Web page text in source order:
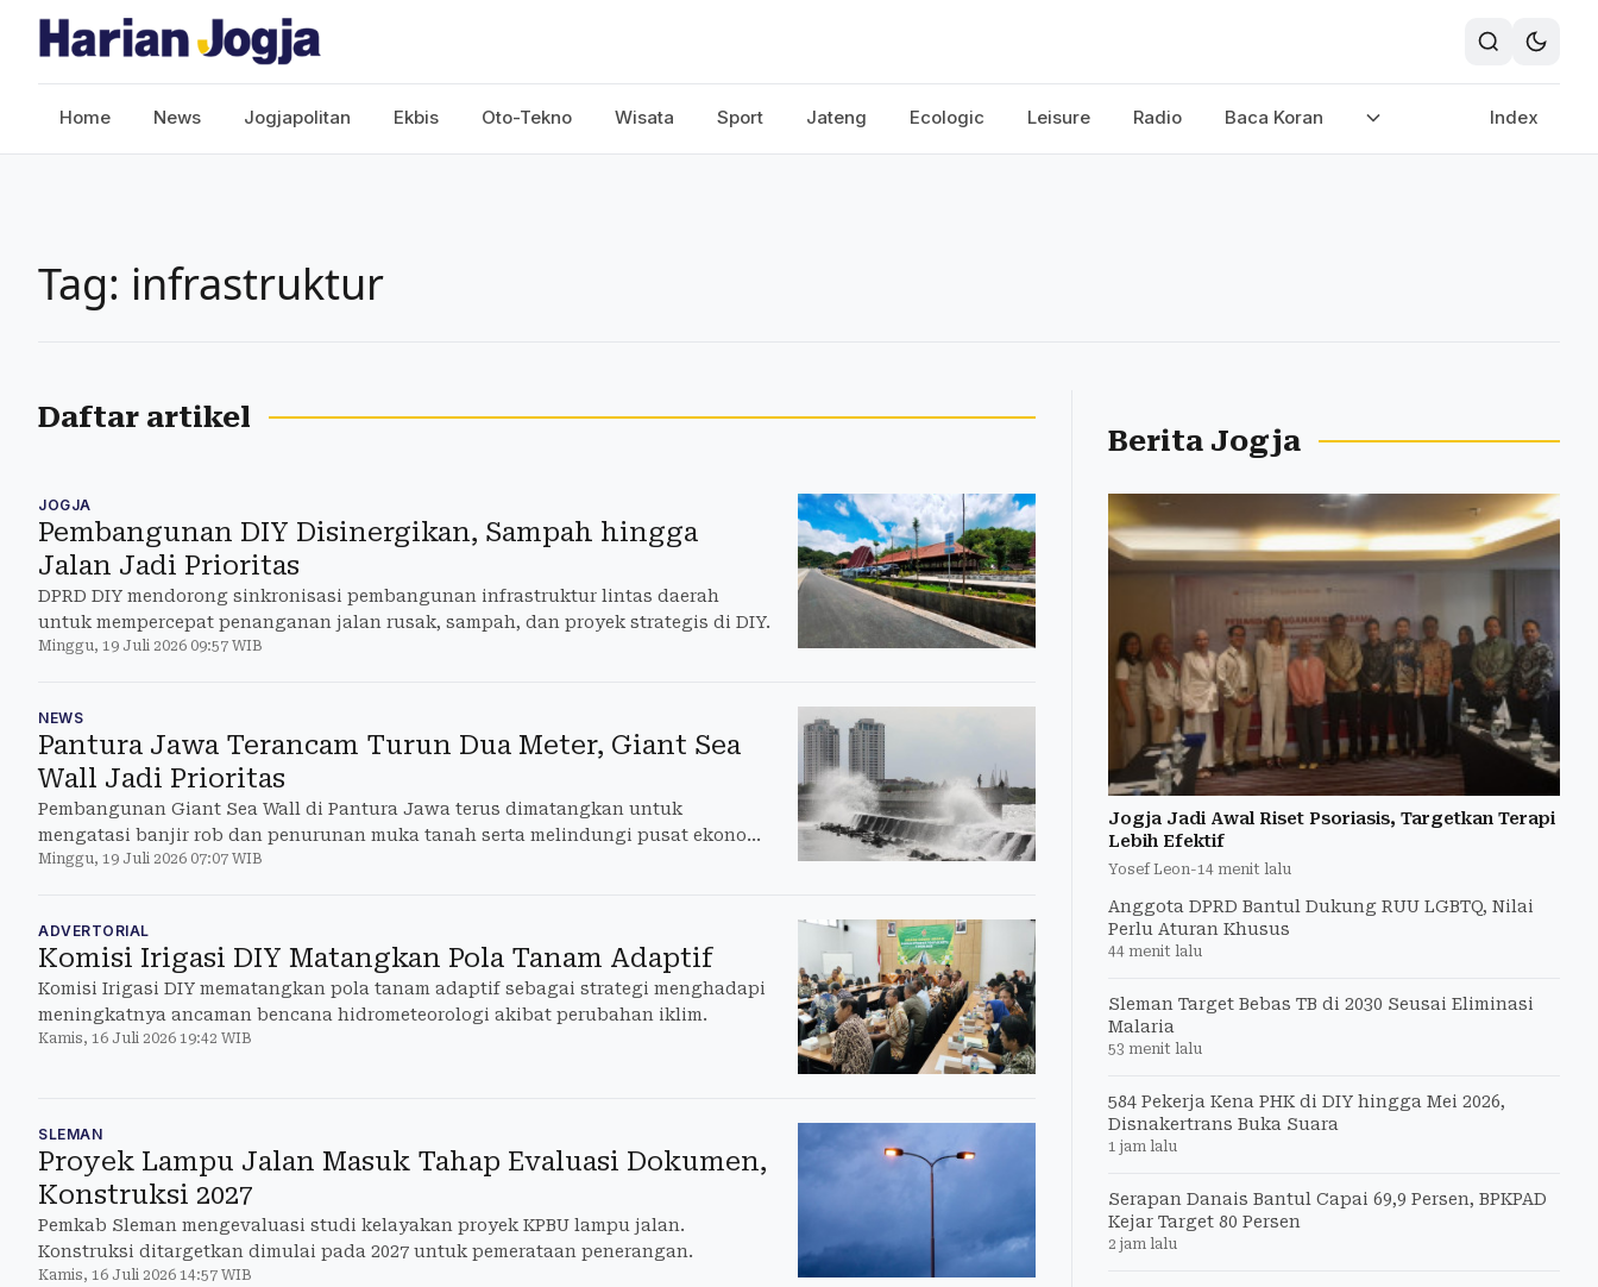
Home News Jogjapolitan Ekbis Oto-Tekno Wisata Sport Jateng Ecologic Leisure Radio Baca Koran Index
Tag: infrastruktur
Daftar artikel
JOGJA
Pembangunan DIY Disinergikan, Sampah hingga
Jalan Jadi Prioritas
DPRD DIY mendorong sinkronisasi pembangunan infrastruktur lintas daerah
untuk mempercepat penanganan jalan rusak, sampah, dan proyek strategis di DIY.
Minggu, 19 Juli 2026 09:57 WIB
NEWS
Pantura Jawa Terancam Turun Dua Meter, Giant Sea
Wall Jadi Prioritas
Pembangunan Giant Sea Wall di Pantura Jawa terus dimatangkan untuk
mengatasi banjir rob dan penurunan muka tanah serta melindungi pusat ekonomi
nasional.
Minggu, 19 Juli 2026 07:07 WIB
ADVERTORIAL
Komisi Irigasi DIY Matangkan Pola Tanam Adaptif
Komisi Irigasi DIY mematangkan pola tanam adaptif sebagai strategi menghadapi
meningkatnya ancaman bencana hidrometeorologi akibat perubahan iklim.
Kamis, 16 Juli 2026 19:42 WIB
SLEMAN
Proyek Lampu Jalan Masuk Tahap Evaluasi Dokumen,
Konstruksi 2027
Pemkab Sleman mengevaluasi studi kelayakan proyek KPBU lampu jalan.
Konstruksi ditargetkan dimulai pada 2027 untuk pemerataan penerangan.
Kamis, 16 Juli 2026 14:57 WIB
Berita Jogja
Jogja Jadi Awal Riset Psoriasis, Targetkan Terapi
Lebih Efektif
Yosef Leon-14 menit lalu
Anggota DPRD Bantul Dukung RUU LGBTQ, Nilai
Perlu Aturan Khusus
44 menit lalu
Sleman Target Bebas TB di 2030 Seusai Eliminasi
Malaria
53 menit lalu
584 Pekerja Kena PHK di DIY hingga Mei 2026,
Disnakertrans Buka Suara
1 jam lalu
Serapan Danais Bantul Capai 69,9 Persen, BPKPAD
Kejar Target 80 Persen
2 jam lalu